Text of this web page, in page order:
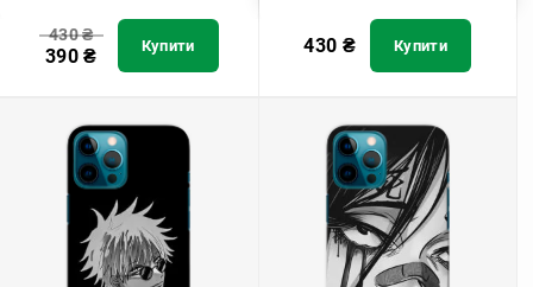
430₴
390₴ Купити 430 ₴ Купити